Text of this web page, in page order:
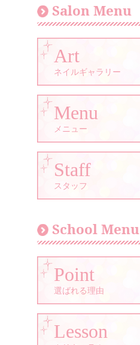
Salon Menu
Art
ネイルギャラリー
Menu
メニュー
Staff
スタッフ
School Menu
Point
選ばれる理由
Lesson